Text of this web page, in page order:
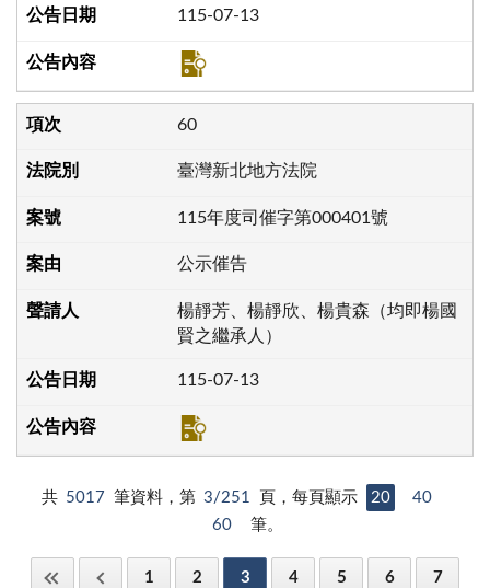
115-07-13
60
臺灣新北地方法院
115年度司催字第000401號
公示催告
楊靜芳、楊靜欣、楊貴森（均即楊國
賢之繼承人）
115-07-13
共 5017 筆資料，第 3/251 頁，每頁顯示 20
40
60
筆。
1 2 3 4 5 6 7